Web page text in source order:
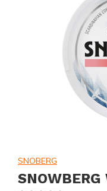
SNOBERG